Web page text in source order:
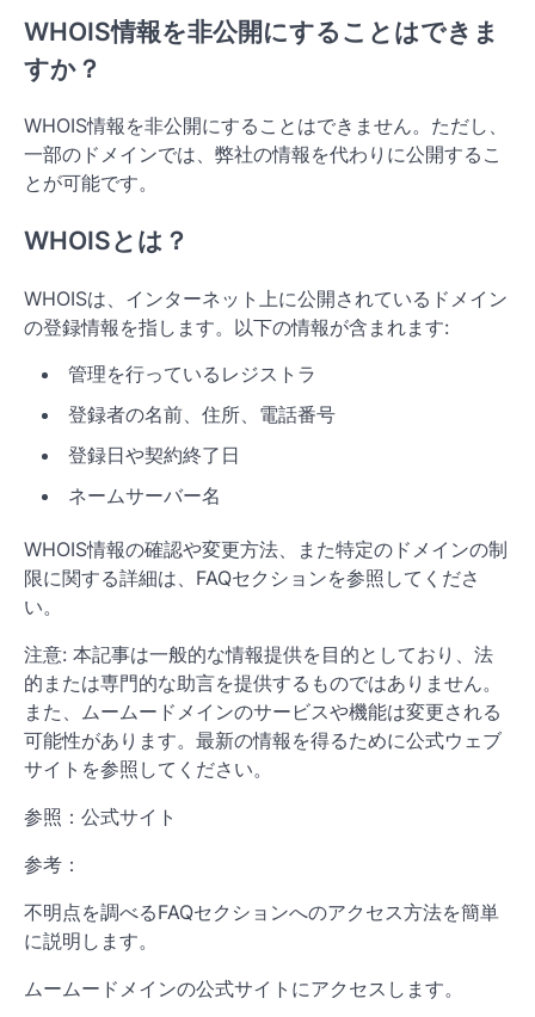
WHOIS情報を非公開にすることはできま
すか？
WHOIS情報を非公開にすることはできません。ただし、
一部のドメインでは、弊社の情報を代わりに公開するこ
とが可能です。
WHOISとは？
WHOISは、インターネット上に公開されているドメイン
の登録情報を指します。以下の情報が含まれます:
管理を行っているレジストラ
登録者の名前、住所、電話番号
登録日や契約終了日
ネームサーバー名
WHOIS情報の確認や変更方法、また特定のドメインの制
限に関する詳細は、FAQセクションを参照してくださ
い。
注意: 本記事は一般的な情報提供を目的としており、法
的または専門的な助言を提供するものではありません。
また、ムームードメインのサービスや機能は変更される
可能性があります。最新の情報を得るために公式ウェブ
サイトを参照してください。
参照：公式サイト
参考：
不明点を調べるFAQセクションへのアクセス方法を簡単
に説明します。
ムームードメインの公式サイトにアクセスします。